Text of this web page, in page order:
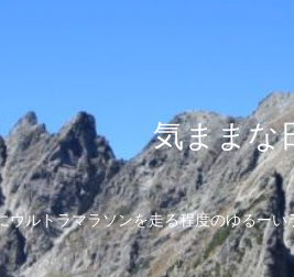
気ままな
ウルトラマラソンを走る程度のゆるーい